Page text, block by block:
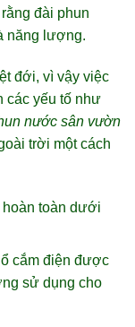
đài phun
năng lượng.
đới, vì vậy việc
các yếu tố như
nước sân vườn
trời một cách
toàn dưới
cắm điện được
sử dụng cho